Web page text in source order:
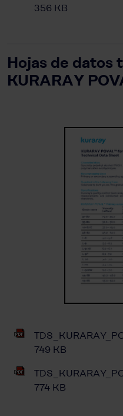
356 KB
Hojas de datos
KURARAY
749 KB
774 KB